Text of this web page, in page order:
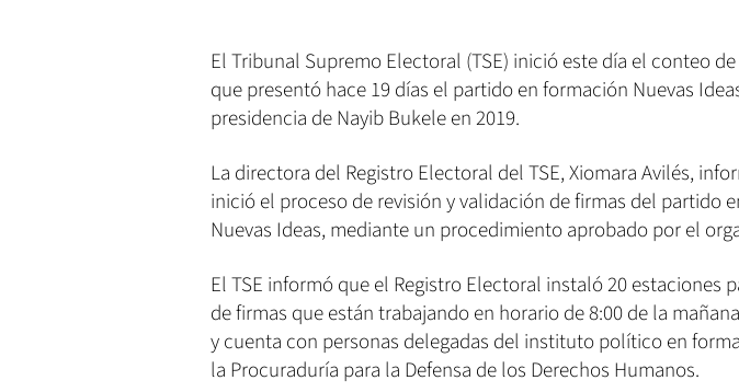
El Tribunal Supremo Electoral (TSE) inició este día el conteo
que presentó hace 19 días el partido en formación Nuevas
presidencia de Nayib Bukele en 2019.
La directora del Registro Electoral del TSE, Xiomara Avilés,
inició el proceso de revisión y validación de firmas del partido
Nuevas Ideas, mediante un procedimiento aprobado por el
El TSE informó que el Registro Electoral instaló 20 estaciones
de firmas que están trabajando en horario de 8:00 de la
y cuenta con personas delegadas del instituto político en
la Procuraduría para la Defensa de los Derechos Humanos.